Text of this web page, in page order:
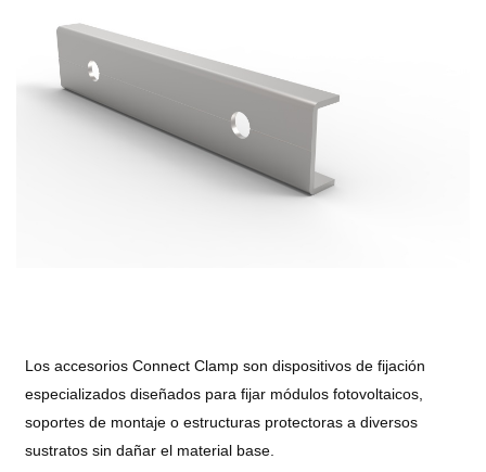
Los accesorios Connect Clamp son dispositivos de fijación
especializados diseñados para fijar módulos fotovoltaicos,
soportes de montaje o estructuras protectoras a diversos
sustratos sin dañar el material base.